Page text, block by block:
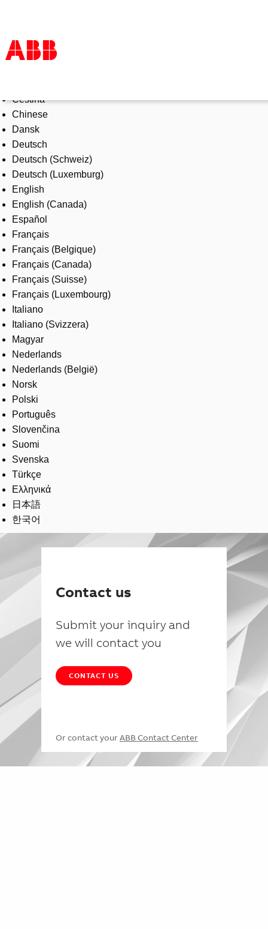
Products & Solutions
Industries
Services
About us
Where to buy
Contact us
Careers
Čeština
Chinese
Dansk
Deutsch
Deutsch (Schweiz)
Deutsch (Luxemburg)
English
English (Canada)
Español
Français
Français (Belgique)
Français (Canada)
Français (Suisse)
Français (Luxembourg)
Italiano
Italiano (Svizzera)
Magyar
Nederlands
Nederlands (België)
Norsk
Polski
Português
Slovenčina
Suomi
Svenska
Türkçe
Ελληνικά
日本語
한국어
Contact us
Submit your inquiry and
we will contact you
CONTACT US
Or contact your ABB Contact Center